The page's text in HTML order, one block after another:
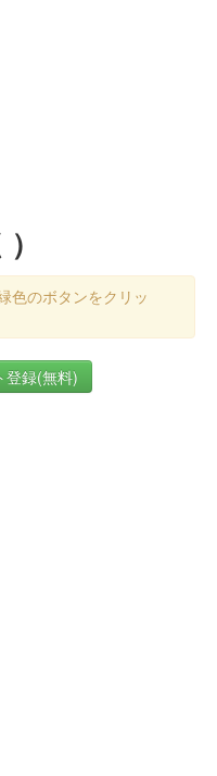
色のボタンをクリッ
登録(無料)